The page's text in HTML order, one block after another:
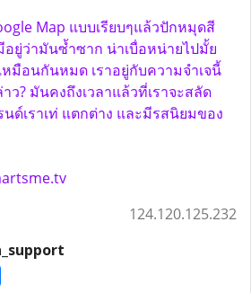
Map แบบเรียบๆแล้วปักหมุดสี
ยู่ว่ามันซ้ำซาก น่าเบื่อหน่ายไปมั้ย
หมือนกันหมด เราอยู่กับความจำเจนี้
ว? มันคงถึงเวลาแล้วที่เราจะสลัด
ด์เราเท่ แตกต่าง และมีรสนิยมของ
124.120.125.232